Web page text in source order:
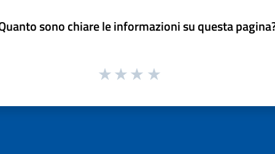
sono chiare le informazioni su questa